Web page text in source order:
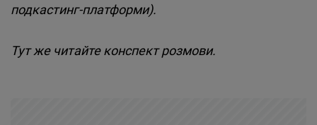
подкастинг-платформи).
Тут же читайте конспект розмови.